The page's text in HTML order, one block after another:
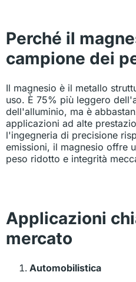
Perché il
campione dei
Il magnesio è il metallo
uso. È 75% più leggero
dell'alluminio, ma è
applicazioni ad alte
l'ingegneria di precisione
emissioni, il magnesio offre
peso ridotto e integrità
Applicazioni
mercato
Automobilistica